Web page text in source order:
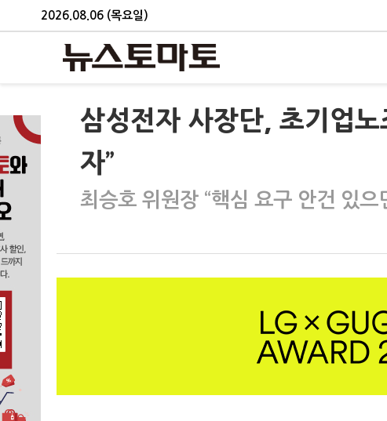
2026.08.06 (목요일)
삼성전자 사장단, 초기업
자”
최승호 위원장 “핵심 요구 안건 있으